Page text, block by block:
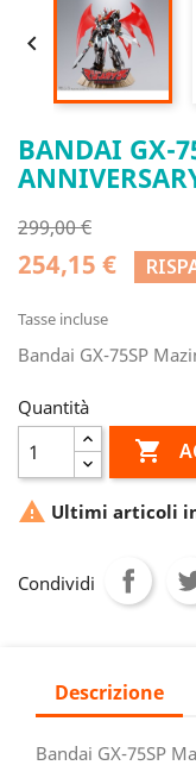

BANDAI GX-
299,00 €
254,15 €
Tasse incluse
Bandai GX-75SP
Quantità

 Ultimi articoli
Condividi
Descrizione
Bandai GX-75SP